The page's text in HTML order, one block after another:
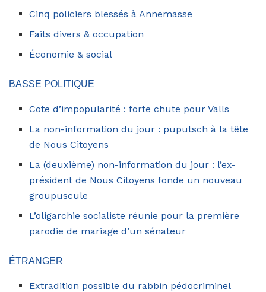
Cinq policiers blessés à Annemasse
Faits divers & occupation
Économie & social
BASSE POLITIQUE
Cote d’impopularité : forte chute pour Valls
La non-information du jour : puputsch à la tête
de Nous Citoyens
La (deuxième) non-information du jour : l’ex-
président de Nous Citoyens fonde un nouveau
groupuscule
L’oligarchie socialiste réunie pour la première
parodie de mariage d’un sénateur
ÉTRANGER
Extradition possible du rabbin pédocriminel